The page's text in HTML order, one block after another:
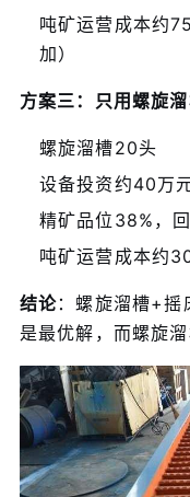
吨矿运营成本约
加）
方案三：只用螺旋
螺旋溜槽20头
设备投资约40万
精矿品位38%，
吨矿运营成本约
结论：螺旋溜槽+摇
是最优解，而螺旋